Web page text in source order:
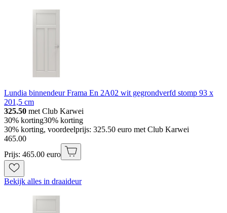
Lundia binnendeur Frama En 2A02 wit gegrondverfd stomp 93 x
201,5 cm
325.50 met Club Karwei
30% korting30% korting
30% korting, voordeelprijs: 325.50 euro met Club Karwei
465.00
Prijs: 465.00 euro
Bekijk alles in draaideur